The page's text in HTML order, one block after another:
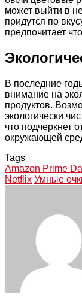
может выйти в
придутся по
предпочитает
В последние
внимание на
продуктов.
экологически
что подчеркнет
окружающей
Tags
Amazon Prime
Netflix Умные